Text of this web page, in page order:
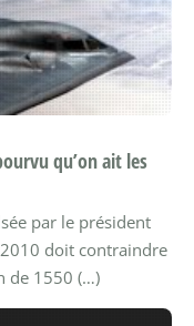
qu’on ait les
par le président
2010 doit contraindre
de 1550 (…)